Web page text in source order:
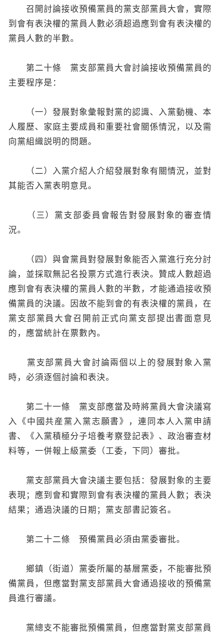
召開討論接收預備黨員的黨支部黨員大會，實際
到會有表決權的黨員人數必須超過應到會有表決權的
黨員人數的半數。
第二十條 黨支部黨員大會討論接收預備黨員的
主要程序是：
（一）發展對象彙報對黨的認識、入黨動機、本
人履歷、家庭主要成員和重要社會關係情況，以及需
向黨組織説明的問題。
（二）入黨介紹人介紹發展對象有關情況，並對
其能否入黨表明意見。
（三）黨支部委員會報告對發展對象的審查情
況。
（四）與會黨員對發展對象能否入黨進行充分討
論，並採取無記名投票方式進行表決。贊成人數超過
應到會有表決權的黨員人數的半數，才能通過接收預
備黨員的決議。因故不能到會的有表決權的黨員，在
黨支部黨員大會召開前正式向黨支部提出書面意見
的，應當統計在票數內。
黨支部黨員大會討論兩個以上的發展對象入黨
時，必須逐個討論和表決。
第二十一條 黨支部應當及時將黨員大會決議寫
入《中國共産黨入黨志願書》，連同本人入黨申請
書、《入黨積極分子培養考察登記表》、政治審查材
料等，一併報上級黨委（工委，下同）審批。
黨支部黨員大會決議主要包括：發展對象的主要
表現；應到會和實際到會有表決權的黨員人數；表決
結果；通過決議的日期；黨支部書記簽名。
第二十二條 預備黨員必須由黨委審批。
鄉鎮（街道）黨委所屬的基層黨委，不能審批預
備黨員，但應當對黨支部黨員大會通過接收的預備黨
員進行審議。
黨總支不能審批預備黨員，但應當對黨支部黨員